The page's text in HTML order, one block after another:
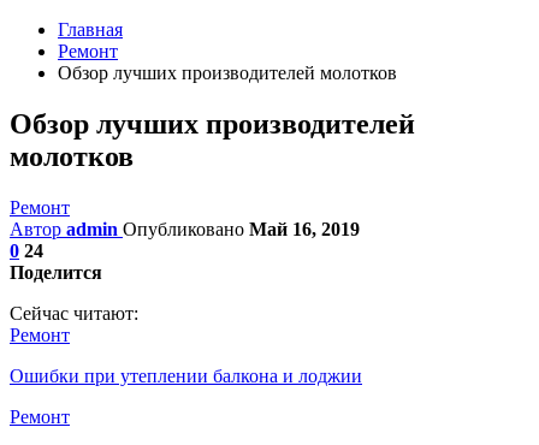
Главная
Ремонт
Обзор лучших производителей молотков
Обзор лучших производителей
молотков
Ремонт
Автор admin Опубликовано Май 16, 2019
0 24
Поделится
Сейчас читают:
Ремонт
Ошибки при утеплении балкона и лоджии
Ремонт